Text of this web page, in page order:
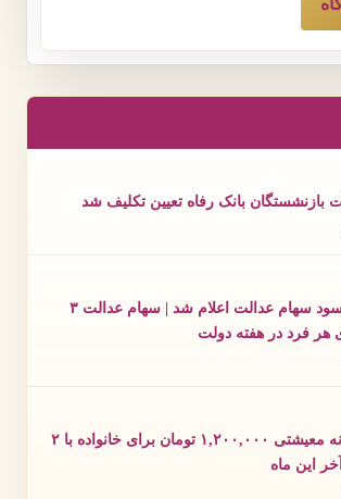
بازنشستگان بانک رفاه تعیین تکلیف شد
زمان واریز سود سهام عدالت اعلام شد | سهام عدالت ۳
هر فرد در هفته دولت
پرداخت یارانه معیشتی ۱,۲۰۰,۰۰۰ تومان برای خانواده با ۲